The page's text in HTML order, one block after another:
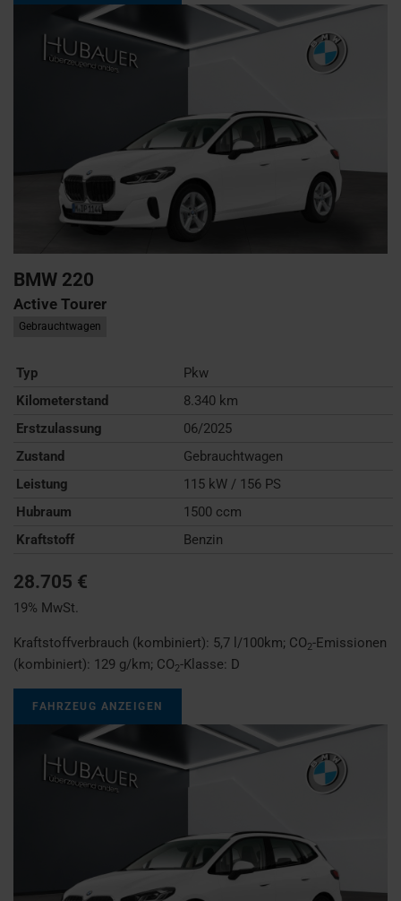
BMW 220
Active Tourer
Gebrauchtwagen
Typ
Pkw
Kilometerstand
8.340 km
Erstzulassung
06/2025
Zustand
Gebrauchtwagen
Leistung
115 kW / 156 PS
Hubraum
1500 ccm
Kraftstoff
Benzin
28.705 €
19% MwSt.
Kraftstoffverbrauch (kombiniert): 5,7 l/100km; CO2-Emissionen
(kombiniert): 129 g/km; CO2-Klasse: D
FAHRZEUG ANZEIGEN